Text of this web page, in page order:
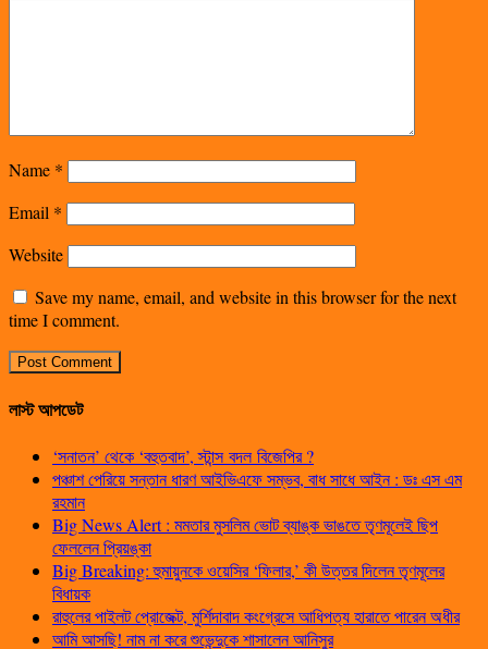
Name *
Email *
Website
Save my name, email, and website in this browser for the next
time I comment.
লাস্ট আপডেট
‘সনাতন’ থেকে ‘বহুতবাদ’, স্টান্স বদল বিজেপির ?
পঞ্চাশ পেরিয়ে সন্তান ধারণ আইভিএফে সম্ভব, বাধ সাধে আইন : ডঃ এস এম
রহমান
Big News Alert : মমতার মুসলিম ভোট ব্যাঙ্ক ভাঙতে তৃণমূলেই ছিপ
ফেললেন প্রিয়ঙ্কা
Big Breaking: হুমায়ুনকে ওয়েসির ‘ফিলার,’ কী উত্তর দিলেন তৃণমূলের
বিধায়ক
রাহুলের পাইলট প্রোজেক্ট, মুর্শিদাবাদ কংগ্রেসে আধিপত্য হারাতে পারেন অধীর
আমি আসছি! নাম না করে শুভেন্দুকে শাসালেন আনিসুর